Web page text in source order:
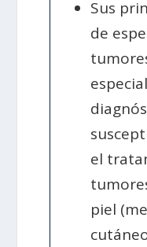
Sus
de
el
piel